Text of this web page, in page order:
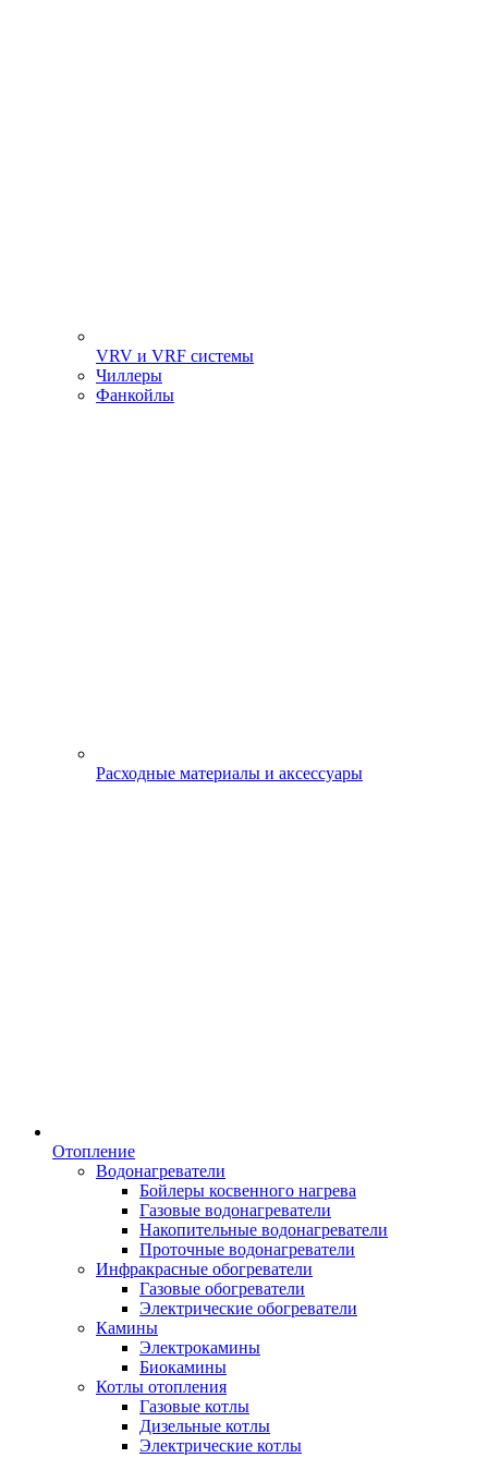
VRV и VRF системы
Чиллеры
Фанкойлы
Расходные материалы и аксессуары
Отопление
Водонагреватели
Бойлеры косвенного нагрева
Газовые водонагреватели
Накопительные водонагреватели
Проточные водонагреватели
Инфракрасные обогреватели
Газовые обогреватели
Электрические обогреватели
Камины
Электрокамины
Биокамины
Котлы отопления
Газовые котлы
Дизельные котлы
Электрические котлы